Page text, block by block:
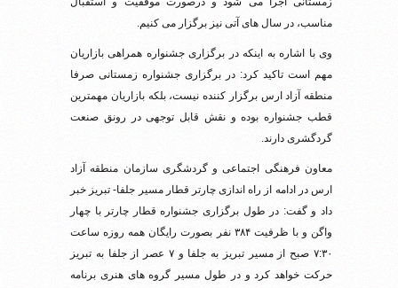
مناسب، در سال های آتی نیز برگزار می کنیم.
وی با اشاره به اینکه در برگزاری جشنواره همراهی بازاریان
مهم است تاکید کرد: در برگزاری جشنواره زمستانی صرفا
منطقه آزاد ارس برگزار کننده نیست، بلکه بازاریان مهمترین
قطب جشنواره بوده و نقش قابل توجهی در رونق صنعت
گردگشری دارند.
معاون فرهنگی اجتماعی و گردشگری سازمان منطقه آزاد
ارس در ادامه از راه اندازی چارتر قطار مسیر جلفا- تبریز خبر
داد و گفت: در طول برگزاری جشنواره قطار چارتر با چهار
واگن و با ظرفیت ۳۸۴ نفر بصورت رایگان همه روزه ساعت
۷:۳۰ صبح از مسیر تبریز به جلفا و ۷ عصر از جلفا به تبریز
حرکت خواهد کرد و در طول مسیر گروه های هنری برنامه